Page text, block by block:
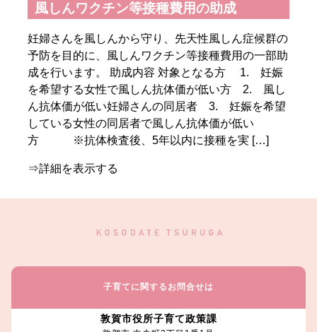
風しんワクチン等接種費用の助成
妊婦さんを風しんから守り、先天性風しん症候群の
予防を目的に、風しんワクチン等接種費用の一部助
成を行います。 助成内容 対象となる方 1. 妊娠
を希望する女性で風しん抗体価が低い方 2. 風し
ん抗体価が低い妊婦さんの同居者 3. 妊娠を希望
している女性の同居者で風しん抗体価が低い
方 ※抗体検査後、5年以内に接種を実 […]
⇒詳細を表示する
子育てに関するお問合せは
敦賀市役所子育て政策課